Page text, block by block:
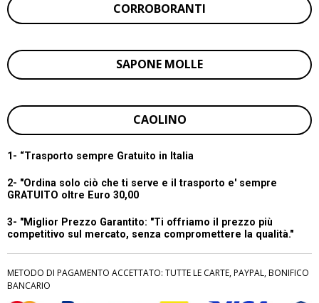
CORROBORANTI
SAPONE MOLLE
CAOLINO
1- “Trasporto sempre Gratuito in Italia
2- "Ordina solo ciò che ti serve e il trasporto e' sempre
GRATUITO oltre Euro 30,00
3- "Miglior Prezzo Garantito: "Ti offriamo il prezzo più
competitivo sul mercato, senza compromettere la qualità."
METODO DI PAGAMENTO ACCETTATO: TUTTE LE CARTE, PAYPAL, BONIFICO
BANCARIO